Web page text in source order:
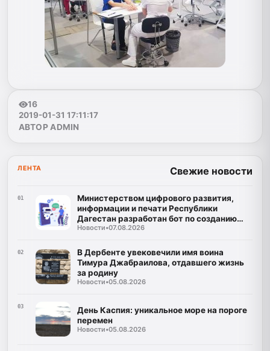
16
2019-01-31 17:11:17
АВТОР ADMIN
ЛЕНТА Свежие новости
01
Министерством цифрового развития,
информации и печати Республики
Дагестан разработан бот по созданию
корпусов национальных языков народов
Новости•07.08.2026
02
В Дербенте увековечили имя воина
Тимура Джабраилова, отдавшего жизнь
за родину
Новости•05.08.2026
03
День Каспия: уникальное море на пороге
перемен
Новости•05.08.2026